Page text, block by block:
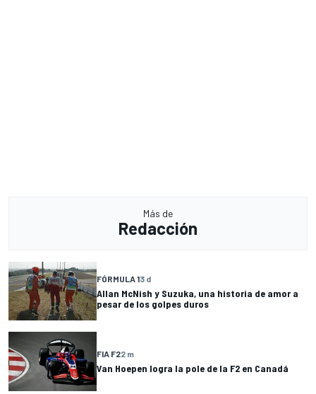
Más de
Redacción
FÓRMULA 13 d
Allan McNish y Suzuka, una historia de amor a
pesar de los golpes duros
FIA F22 m
Van Hoepen logra la pole de la F2 en Canadá